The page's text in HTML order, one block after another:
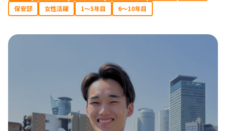
保安部
女性活躍 1～5年目 6～10年目